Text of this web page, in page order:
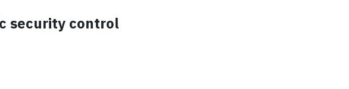
security control